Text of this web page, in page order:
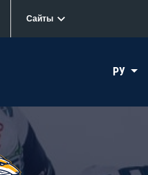
Сайты
РУ